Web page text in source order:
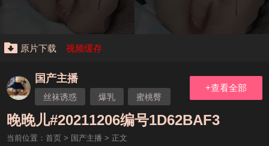
原片下载 视频缓存
国产主播
丝袜诱惑 爆乳
蜜桃臀
自慰
国产主播 婉儿
+查看全部
晚晚儿#20211206编号1D62BAF3
当前位置： 首页> 国产主播 > 正文
本站大事件(19j网站发展历程)